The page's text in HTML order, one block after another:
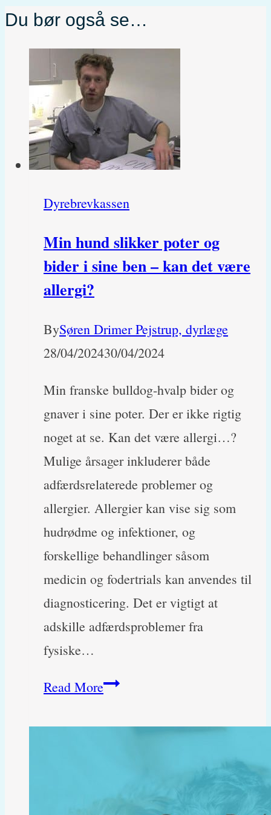
Du bør også se…
Dyrebrevkassen
Min hund slikker poter og
bider i sine ben – kan det være
allergi?
BySøren Drimer Pejstrup, dyrlæge
28/04/202430/04/2024
Min franske bulldog-hvalp bider og
gnaver i sine poter. Der er ikke rigtig
noget at se. Kan det være allergi…?
Mulige årsager inkluderer både
adfærdsrelaterede problemer og
allergier. Allergier kan vise sig som
hudrødme og infektioner, og
forskellige behandlinger såsom
medicin og fodertrials kan anvendes til
diagnosticering. Det er vigtigt at
adskille adfærdsproblemer fra
fysiske…
Read MoreMin
bider